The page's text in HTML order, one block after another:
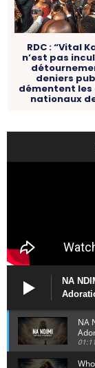
RDC : “Vital
n’est pas
deniers
démentent les
nationaux de
NA
NA